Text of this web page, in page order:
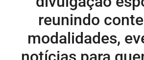
reunindo
modalidades,